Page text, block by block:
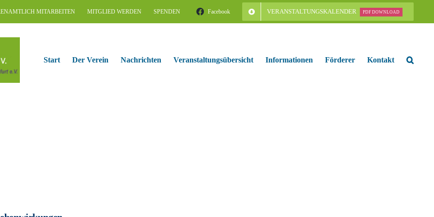
MITARBEITEN MITGLIED WERDEN SPENDEN Facebook VERANSTALTUNGSKALENDER PDF DOWNLOAD
Start Der Verein Nachrichten Veranstaltungsübersicht Informationen Förderer Kontakt